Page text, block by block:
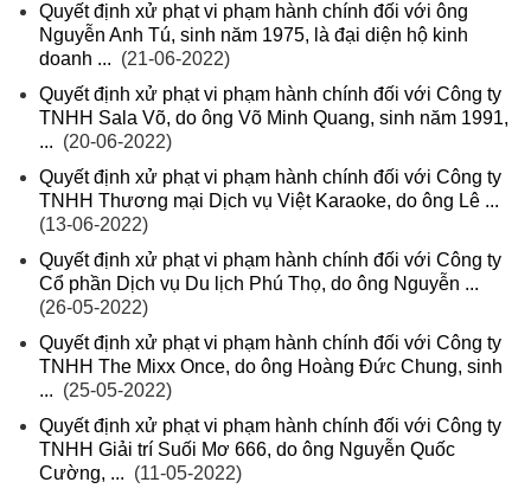
Quyết định xử phạt vi phạm hành chính đối với ông
Nguyễn Anh Tú, sinh năm 1975, là đại diện hộ kinh
doanh ... (21-06-2022)
Quyết định xử phạt vi phạm hành chính đối với Công ty
TNHH Sala Võ, do ông Võ Minh Quang, sinh năm 1991,
... (20-06-2022)
Quyết định xử phạt vi phạm hành chính đối với Công ty
TNHH Thương mại Dịch vụ Việt Karaoke, do ông Lê ...
(13-06-2022)
Quyết định xử phạt vi phạm hành chính đối với Công ty
Cổ phần Dịch vụ Du lịch Phú Thọ, do ông Nguyễn ...
(26-05-2022)
Quyết định xử phạt vi phạm hành chính đối với Công ty
TNHH The Mixx Once, do ông Hoàng Đức Chung, sinh
... (25-05-2022)
Quyết định xử phạt vi phạm hành chính đối với Công ty
TNHH Giải trí Suối Mơ 666, do ông Nguyễn Quốc
Cường, ... (11-05-2022)